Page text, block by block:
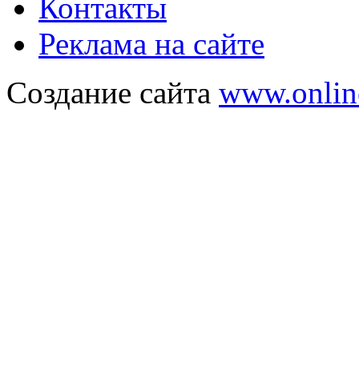
Контакты
Реклама на сайте
Создание сайта